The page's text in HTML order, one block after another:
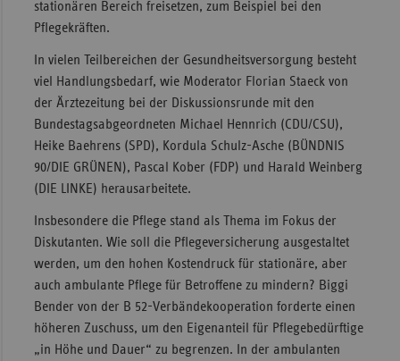
stationären Bereich freisetzen, zum Beispiel bei den
Pflegekräften.
In vielen Teilbereichen der Gesundheitsversorgung besteht
viel Handlungsbedarf, wie Moderator Florian Staeck von
der Ärztezeitung bei der Diskussionsrunde mit den
Bundestagsabgeordneten Michael Hennrich (CDU/CSU),
Heike Baehrens (SPD), Kordula Schulz-Asche (BÜNDNIS
90/DIE GRÜNEN), Pascal Kober (FDP) und Harald Weinberg
(DIE LINKE) herausarbeitete.
Insbesondere die Pflege stand als Thema im Fokus der
Diskutanten. Wie soll die Pflegeversicherung ausgestaltet
werden, um den hohen Kostendruck für stationäre, aber
auch ambulante Pflege für Betroffene zu mindern? Biggi
Bender von der B 52-Verbändekooperation forderte einen
höheren Zuschuss, um den Eigenanteil für Pflegebedürftige
„in Höhe und Dauer“ zu begrenzen. In der ambulanten